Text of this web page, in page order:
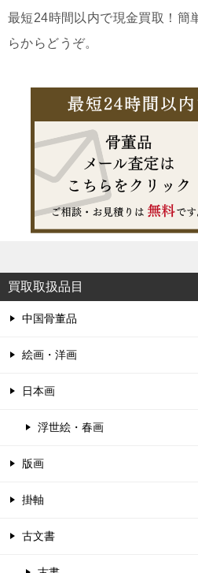
最短24時間以内で現金買取！簡
らからどうぞ。
買取取扱品目
中国骨董品
絵画・洋画
日本画
浮世絵・春画
版画
掛軸
古文書